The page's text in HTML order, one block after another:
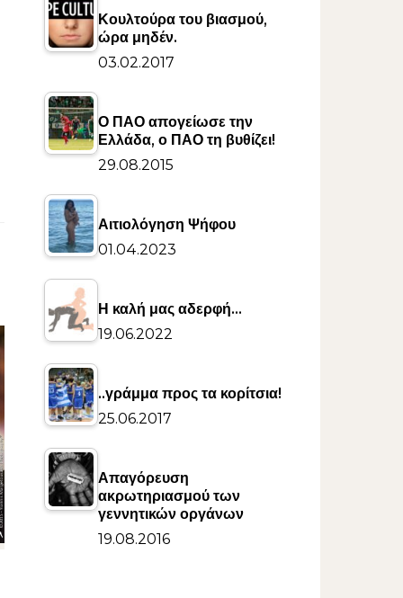
Κουλτούρα του βιασμού,
ώρα μηδέν.
03.02.2017
Ο ΠΑΟ απογείωσε την
Ελλάδα, ο ΠΑΟ τη βυθίζει!
29.08.2015
Αιτιολόγηση Ψήφου
01.04.2023
Η καλή μας αδερφή…
19.06.2022
..γράμμα προς τα κορίτσια!
25.06.2017
Απαγόρευση
ακρωτηριασμού των
γεννητικών οργάνων
19.08.2016